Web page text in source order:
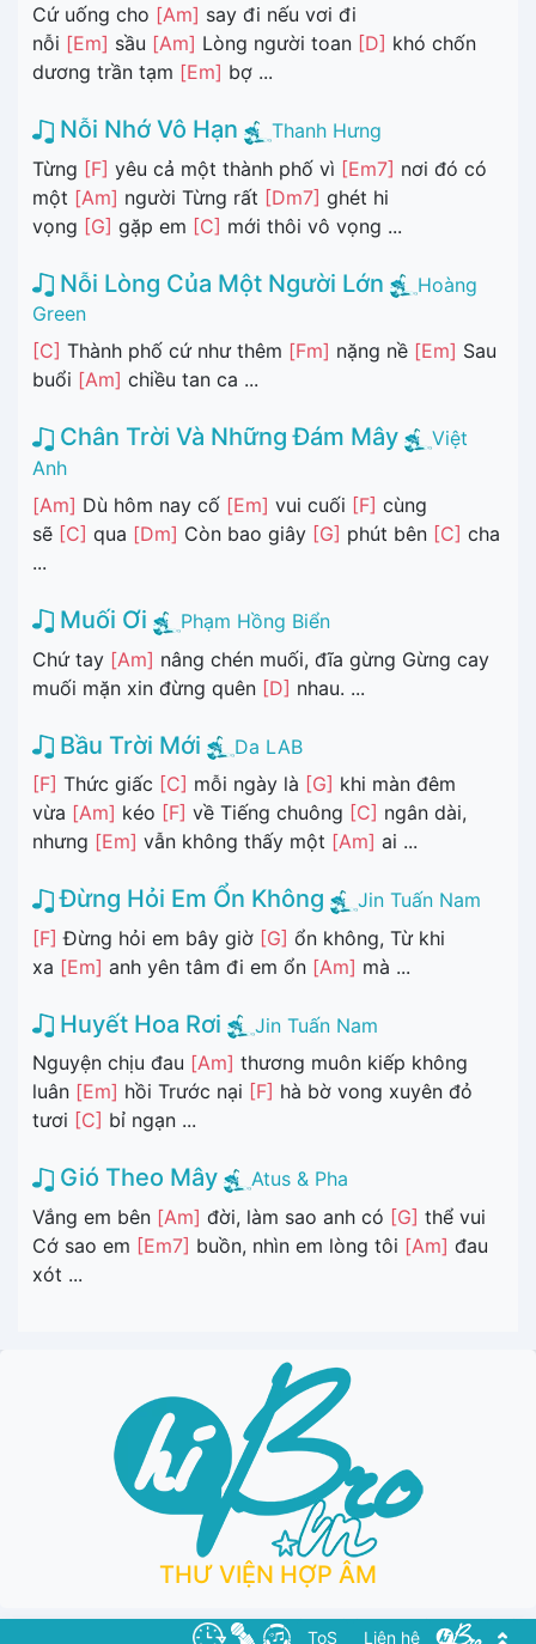
Cứ uống cho [Am] say đi nếu vơi đi
nỗi [Em] sầu [Am] Lòng người toan [D] khó chốn
dương trần tạm [Em] bợ ...
Nỗi Nhớ Vô Hạn
Thanh Hưng
Từng [F] yêu cả một thành phố vì [Em7] nơi đó có
một [Am] người Từng rất [Dm7] ghét hi
vọng [G] gặp em [C] mới thôi vô vọng ...
Nỗi Lòng Của Một Người Lớn
Hoàng
Green
[C] Thành phố cứ như thêm [Fm] nặng nề [Em] Sau
buổi [Am] chiều tan ca ...
Chân Trời Và Những Đám Mây
Việt
Anh
[Am] Dù hôm nay cố [Em] vui cuối [F] cùng
sẽ [C] qua [Dm] Còn bao giây [G] phút bên [C] cha
...
Muối Ơi
Phạm Hồng Biển
Chứ tay [Am] nâng chén muối, đĩa gừng Gừng cay
muối mặn xin đừng quên [D] nhau. ...
Bầu Trời Mới
Da LAB
[F] Thức giấc [C] mỗi ngày là [G] khi màn đêm
vừa [Am] kéo [F] về Tiếng chuông [C] ngân dài,
nhưng [Em] vẫn không thấy một [Am] ai ...
Đừng Hỏi Em Ổn Không
Jin Tuấn Nam
[F] Đừng hỏi em bây giờ [G] ổn không, Từ khi
xa [Em] anh yên tâm đi em ổn [Am] mà ...
Huyết Hoa Rơi
Jin Tuấn Nam
Nguyện chịu đau [Am] thương muôn kiếp không
luân [Em] hồi Trước nại [F] hà bờ vong xuyên đỏ
tươi [C] bỉ ngạn ...
Gió Theo Mây
Atus & Pha
Vắng em bên [Am] đời, làm sao anh có [G] thể vui
Cớ sao em [Em7] buồn, nhìn em lòng tôi [Am] đau
xót ...
THƯ VIỆN HỢP ÂM
ToS Liên hệ